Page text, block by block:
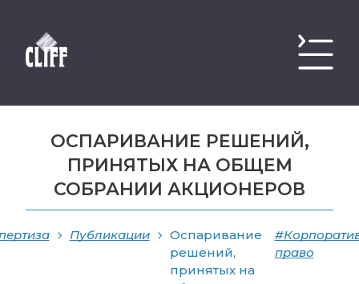
ОСПАРИВАНИЕ РЕШЕНИЙ,
ПРИНЯТЫХ НА ОБЩЕМ
СОБРАНИИ АКЦИОНЕРОВ
Публикации
Оспаривание
решений,
принятых на
право